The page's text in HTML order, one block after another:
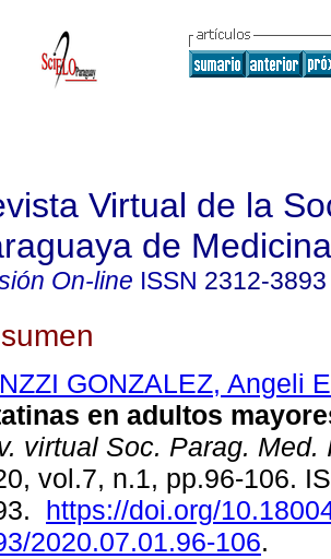
Virtual de la
de
On-line ISSN 2312-3893
GONZALEZ, Angeli
en adultos
virtual Soc. Parag. Med.
vol.7, n.1, pp.96-106.
https://doi.org/
2020.07.01.96-106.